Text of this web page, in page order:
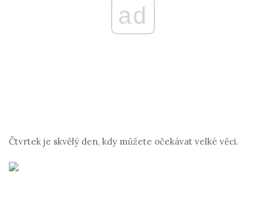
ad
Čtvrtek je skvělý den, kdy můžete očekávat velké věci.